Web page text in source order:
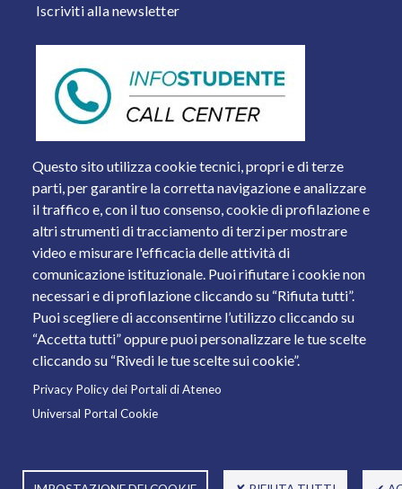
Questo sito utilizza cookie tecnici, propri e di terze
parti, per garantire la corretta navigazione e analizzare
il traffico e, con il tuo consenso, cookie di profilazione e
altri strumenti di tracciamento di terzi per mostrare
video e misurare l'efficacia delle attività di
comunicazione istituzionale. Puoi rifiutare i cookie non
necessari e di profilazione cliccando su “Rifiuta tutti”.
Puoi scegliere di acconsentirne l’utilizzo cliccando su
“Accetta tutti” oppure puoi personalizzare le tue scelte
cliccando su “Rivedi le tue scelte sui cookie”.
Privacy Policy dei Portali di Ateneo
Universal Portal Cookie
Iscriviti alla newsletter
Piazza del Mercato, 15 - 25121 Brescia
Tel. +39 030 2988.1 PEC:
ammcentr@cert.unibs.it
Partita IVA: 01773710171 Codice Fiscale: 98007650173
© 2011 Università degli Studi di Brescia